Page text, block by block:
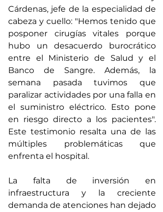
Cárdenas, jefe de la especialidad de
cabeza y cuello: "Hemos tenido que
posponer cirugías vitales porque
hubo un desacuerdo burocrático
entre el Ministerio de Salud y el
Banco de Sangre. Además, la
semana pasada tuvimos que
paralizar actividades por una falla en
el suministro eléctrico. Esto pone
en riesgo directo a los pacientes".
Este testimonio resalta una de las
múltiples problemáticas que
enfrenta el hospital.
La falta de inversión en
infraestructura y la creciente
demanda de atenciones han dejado